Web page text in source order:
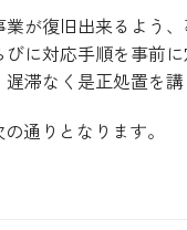
が復旧出来るよう
に対応手順を事前
滞なく是正処置を講
通りとなります。